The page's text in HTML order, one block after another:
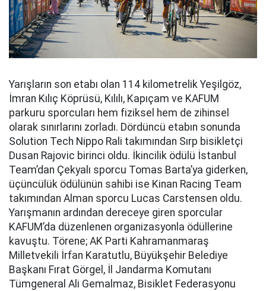
Yarışların son etabı olan 114 kilometrelik Yeşilgöz,
İmran Kılıç Köprüsü, Kılılı, Kapıçam ve KAFUM
parkuru sporcuları hem fiziksel hem de zihinsel
olarak sınırlarını zorladı. Dördüncü etabın sonunda
Solution Tech Nippo Rali takımından Sırp bisikletçi
Dusan Rajovic birinci oldu. İkincilik ödülü İstanbul
Team’dan Çekyalı sporcu Tomas Barta’ya giderken,
üçüncülük ödülünün sahibi ise Kinan Racing Team
takımından Alman sporcu Lucas Carstensen oldu.
Yarışmanın ardından dereceye giren sporcular
KAFUM’da düzenlenen organizasyonla ödüllerine
kavuştu. Törene; AK Parti Kahramanmaraş
Milletvekili İrfan Karatutlu, Büyükşehir Belediye
Başkanı Fırat Görgel, İl Jandarma Komutanı
Tümgeneral Ali Gemalmaz, Bisiklet Federasyonu